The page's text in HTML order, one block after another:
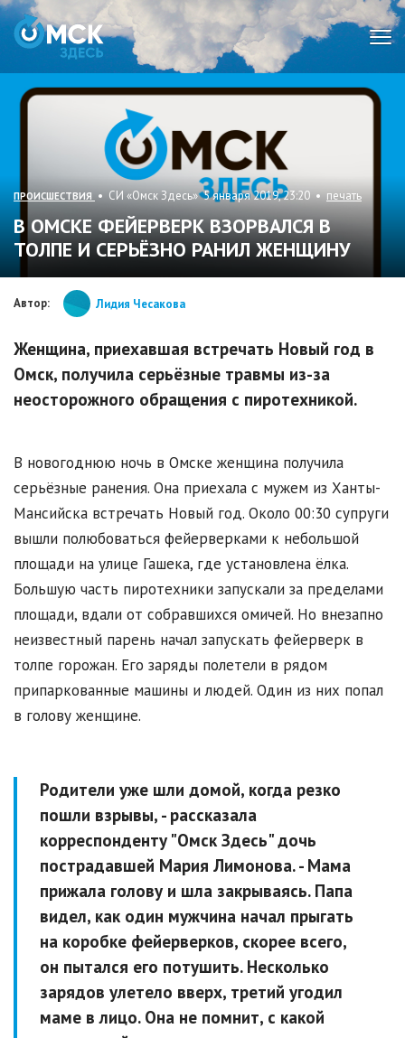
ПРОИСШЕСТВИЯ • СИ «Омск Здесь» 5 января 2019, 23:20 • печать
В ОМСКЕ ФЕЙЕРВЕРК ВЗОРВАЛСЯ В
ТОЛПЕ И СЕРЬЁЗНО РАНИЛ ЖЕНЩИНУ
Автор: Лидия Чесакова
Женщина, приехавшая встречать Новый год в
Омск, получила серьёзные травмы из-за
неосторожного обращения с пиротехникой.
В новогоднюю ночь в Омске женщина получила
серьёзные ранения. Она приехала с мужем из Ханты-
Мансийска встречать Новый год. Около 00:30 супруги
вышли полюбоваться фейерверками к небольшой
площади на улице Гашека, где установлена ёлка.
Большую часть пиротехники запускали за пределами
площади, вдали от собравшихся омичей. Но внезапно
неизвестный парень начал запускать фейерверк в
толпе горожан. Его заряды полетели в рядом
припаркованные машины и людей. Один из них попал
в голову женщине.
Родители уже шли домой, когда резко
пошли взрывы, - рассказала
корреспонденту "Омск Здесь" дочь
пострадавшей Мария Лимонова. - Мама
прижала голову и шла закрываясь. Папа
видел, как один мужчина начал прыгать
на коробке фейерверков, скорее всего,
он пытался его потушить. Несколько
зарядов улетело вверх, третий угодил
маме в лицо. Она не помнит, с какой